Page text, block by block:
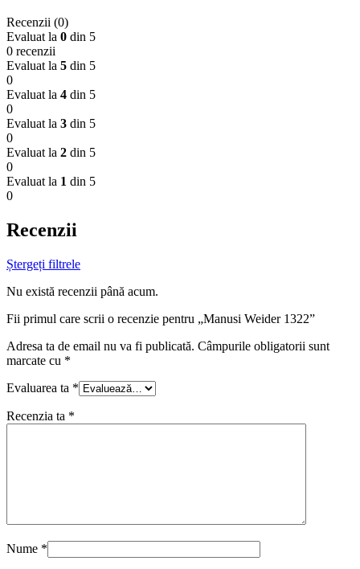
Recenzii (0)
Evaluat la 0 din 5
0 recenzii
Evaluat la 5 din 5
0
Evaluat la 4 din 5
0
Evaluat la 3 din 5
0
Evaluat la 2 din 5
0
Evaluat la 1 din 5
0
Recenzii
Ștergeți filtrele
Nu există recenzii până acum.
Fii primul care scrii o recenzie pentru „Manusi Weider 1322”
Adresa ta de email nu va fi publicată. Câmpurile obligatorii sunt
marcate cu *
Evaluarea ta *
Recenzia ta *
Nume *